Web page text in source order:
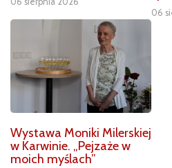
06
Wystawa Moniki Milerskiej
w Karwinie. „Pejzaże w
moich myślach”